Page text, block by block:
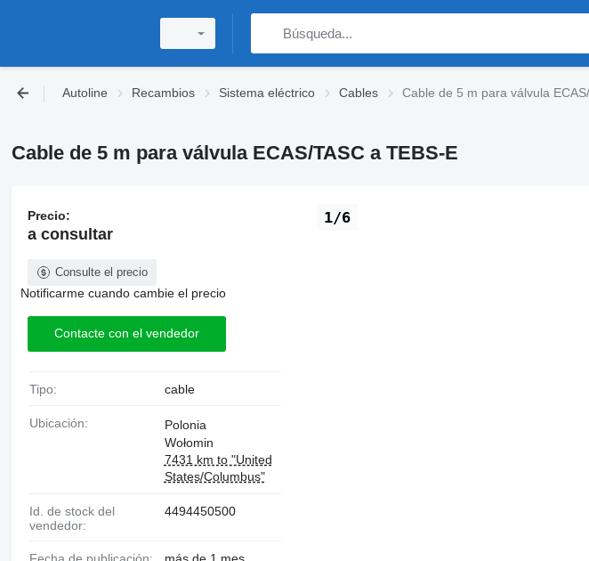
Autoline Recambios Sistema eléctrico Cables Cable de 5 m para válvula
Cable de 5 m para válvula ECAS/TASC a TEBS-E
1/6
Precio:
a consultar
Consulte el precio
Notificarme cuando cambie el precio
Contacte con el vendedor
Tipo: cable
Ubicación:
Polonia
Wołomin
7431 km to "United
States/Columbus"
Id. de stock del
vendedor:
4494450500
Fecha de publicación: más de 1 mes